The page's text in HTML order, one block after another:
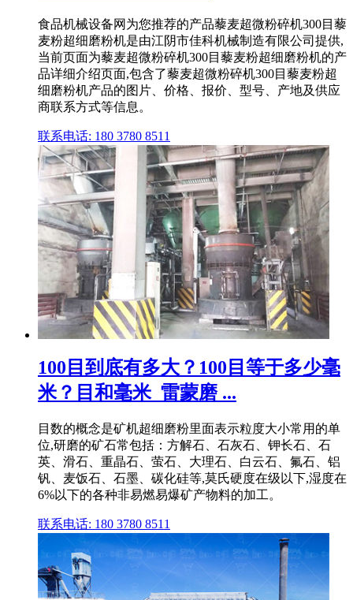
食品机械设备网为您推荐的产品藜麦超微粉碎机300目藜
麦粉超细磨粉机是由江阴市佳科机械制造有限公司提供,
当前页面为藜麦超微粉碎机300目藜麦粉超细磨粉机的产
品详细介绍页面,包含了藜麦超微粉碎机300目藜麦粉超
细磨粉机产品的图片、价格、报价、型号、产地及供应
商联系方式等信息。
联系电话: 180 3780 8511
100目到底有多大？100目等于多少毫
米？目和毫米_雷蒙磨 ...
目数的概念是矿机超细磨粉里面表示粒度大小常用的单
位,研磨的矿石常包括：方解石、石灰石、钾长石、石
英、滑石、重晶石、萤石、大理石、白云石、氟石、铝
钒、麦饭石、石墨、碳化硅等,莫氏硬度在级以下,湿度在
6%以下的各种非易燃易爆矿产物料的加工。
联系电话: 180 3780 8511